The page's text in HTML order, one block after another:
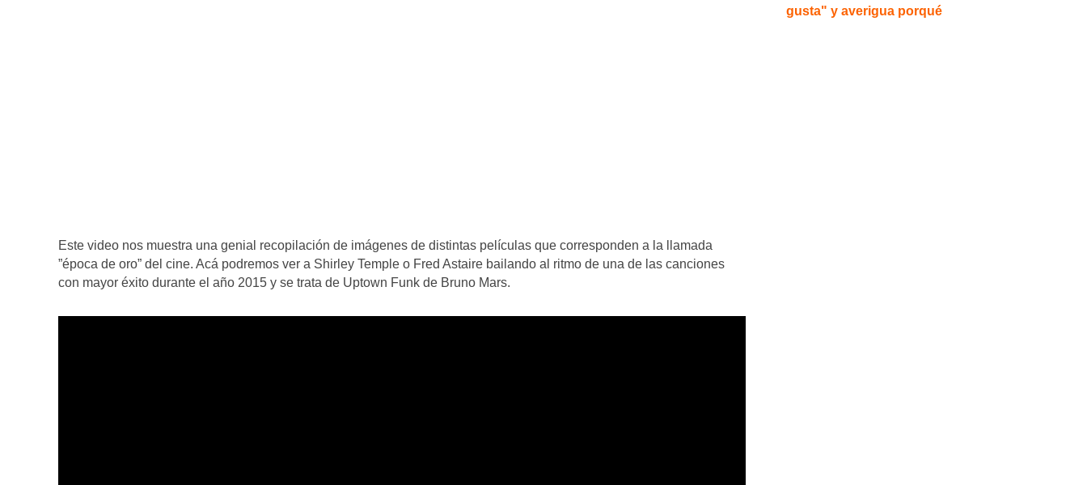
Este video nos muestra una genial recopilación de imágenes de distintas películas que corresponden a la llamada
”época de oro” del cine. Acá podremos ver a Shirley Temple o Fred Astaire bailando al ritmo de una de las canciones
con mayor éxito durante el año 2015 y se trata de Uptown Funk de Bruno Mars.
gusta" y averigua porqué